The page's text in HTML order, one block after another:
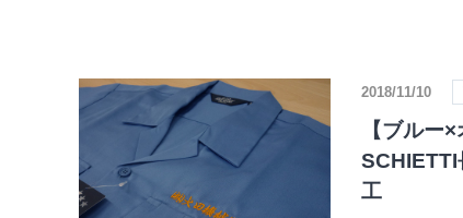
2018/11/10
【ブルー
SCHIETTI
工